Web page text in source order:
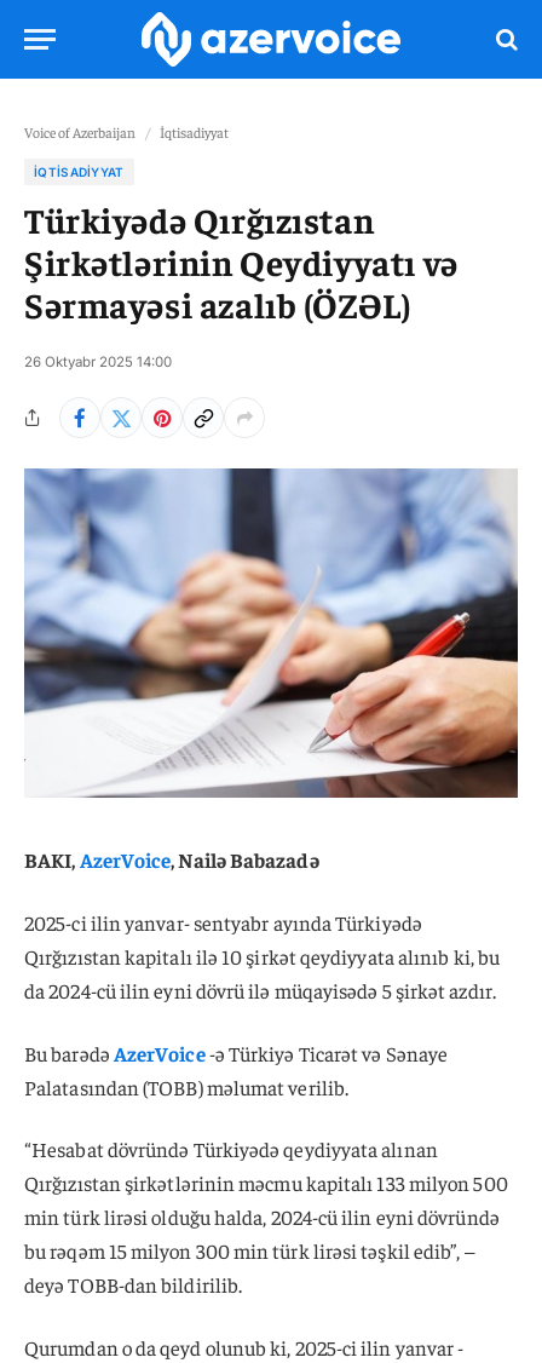
Voice of Azerbaijan / İqtisadiyyat
İQTISADIYYAT
Türkiyədə Qırğızıstan
Şirkətlərinin Qeydiyyatı və
Sərmayəsi azalıb (ÖZƏL)
26 Oktyabr 2025 14:00
BAKI,AzerVoice, Nailə Babazadə
2025-ci ilin yanvar- sentyabr ayında Türkiyədə
Qırğızıstan kapitalı ilə 10 şirkət qeydiyyata alınıb ki, bu
da 2024-cü ilin eyni dövrü ilə müqayisədə 5 şirkət azdır.
Bu barədəAzerVoice-ə Türkiyə Ticarət və Sənaye
Palatasından (TOBB) məlumat verilib.
“Hesabat dövründə Türkiyədə qeydiyyata alınan
Qırğızıstan şirkətlərinin məcmu kapitalı 133 milyon 500
min türk lirəsi olduğu halda, 2024-cü ilin eyni dövründə
bu rəqəm 15 milyon 300 min türk lirəsi təşkil edib”, –
deyə TOBB-dan bildirilib.
Qurumdan o da qeyd olunub ki, 2025-ci ilin yanvar -